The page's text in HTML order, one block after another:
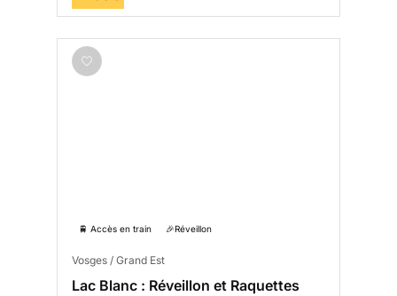
🚆 Accès en train 🎉Réveillon
Vosges / Grand Est
Lac Blanc : Réveillon et Raquettes